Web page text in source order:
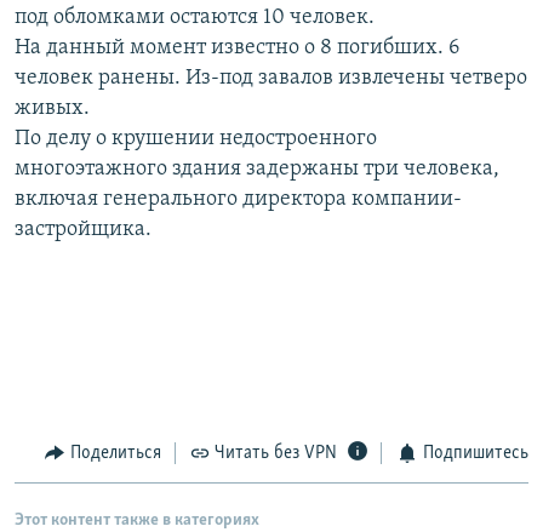
ПОДПИШИТЕСЬ НА РАССЫЛКУ
СОЦИАЛЬНЫЕ СЕТИ
Все сайты РСЕ/РС
под обломками остаются 10 человек.
На данный момент известно о 8 погибших. 6
человек ранены. Из-под завалов извлечены четверо
живых.
По делу о крушении недостроенного
многоэтажного здания задержаны три человека,
включая генерального директора компании-
застройщика.
Поделиться Читать без VPN Подпишитесь
Этот контент также в категориях